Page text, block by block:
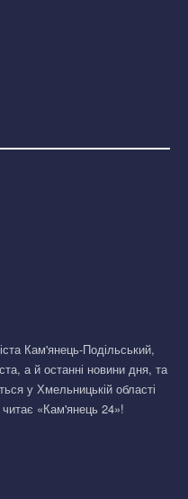
Кам'янець-Подільський,
а й останні новини дня, та
у Хмельницькій області
читає «Кам'янець 24»!